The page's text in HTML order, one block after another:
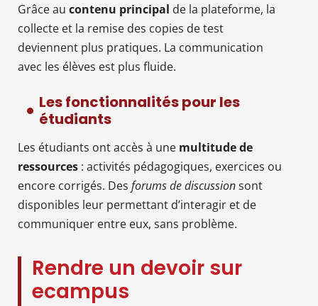
Grâce au contenu principal de la plateforme, la
collecte et la remise des copies de test
deviennent plus pratiques. La communication
avec les élèves est plus fluide.
Les fonctionnalités pour les
étudiants
Les étudiants ont accès à une multitude de
ressources : activités pédagogiques, exercices ou
encore corrigés. Des forums de discussionsont
disponibles leur permettant d’interagir et de
communiquer entre eux, sans problème.
Rendre un devoir sur
ecampus